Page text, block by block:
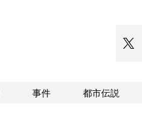
事件 都市伝説